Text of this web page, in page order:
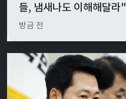
들, 냄새나도 이해해달라"
방금 전